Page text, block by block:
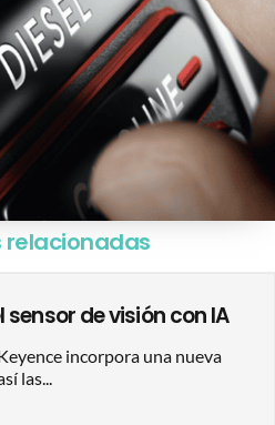
relacionadas
de visión con IA
incorpora una nueva
las...